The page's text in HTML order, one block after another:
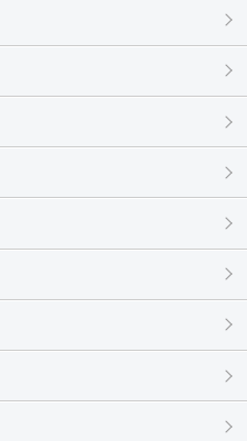
象として使用することはできま
TSS LINKは、本契約を解除する
はただちに本ソフトウェアの使
、本ソフトウェアを輸出（イン
きません。